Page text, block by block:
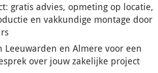
gratis advies, opmeting op locatie,
en vakkundige montage door
Leeuwarden en Almere voor een
over jouw zakelijke project